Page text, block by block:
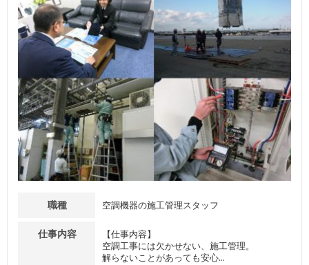
職種 空調機器の施工管理スタッフ
仕事内容
【仕事内容】
空調工事には欠かせない、施工管理。
解らないことがあっても安心...